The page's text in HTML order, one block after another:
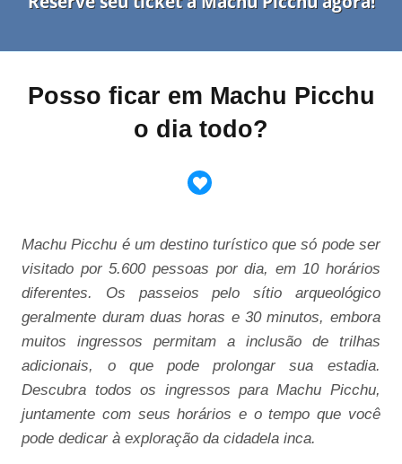
Posso ficar em Machu Picchu
o dia todo?
Machu Picchu é um destino turístico que só pode ser
visitado por 5.600 pessoas por dia, em 10 horários
diferentes. Os passeios pelo sítio arqueológico
geralmente duram duas horas e 30 minutos, embora
muitos ingressos permitam a inclusão de trilhas
adicionais, o que pode prolongar sua estadia.
Descubra todos os ingressos para Machu Picchu,
juntamente com seus horários e o tempo que você
pode dedicar à exploração da cidadela inca.